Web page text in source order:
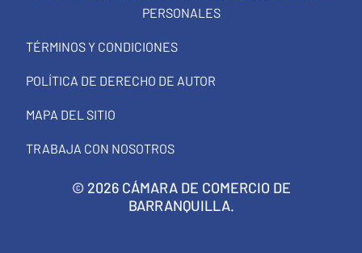
PERSONALES
TÉRMINOS Y CONDICIONES
POLÍTICA DE DERECHO DE AUTOR
MAPA DEL SITIO
TRABAJA CON NOSOTROS
© 2026 CÁMARA DE COMERCIO DE
BARRANQUILLA.